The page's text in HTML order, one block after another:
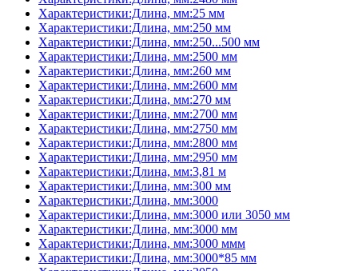
Характеристики:Длина, мм:25 мм
Характеристики:Длина, мм:250 мм
Характеристики:Длина, мм:250...500 мм
Характеристики:Длина, мм:2500 мм
Характеристики:Длина, мм:260 мм
Характеристики:Длина, мм:2600 мм
Характеристики:Длина, мм:270 мм
Характеристики:Длина, мм:2700 мм
Характеристики:Длина, мм:2750 мм
Характеристики:Длина, мм:2800 мм
Характеристики:Длина, мм:2950 мм
Характеристики:Длина, мм:3,81 м
Характеристики:Длина, мм:300 мм
Характеристики:Длина, мм:3000
Характеристики:Длина, мм:3000 или 3050 мм
Характеристики:Длина, мм:3000 мм
Характеристики:Длина, мм:3000 ммм
Характеристики:Длина, мм:3000*85 мм